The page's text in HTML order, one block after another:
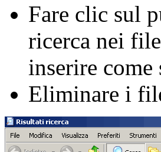
Fare clic sul
ricerca nei
inserire
Eliminare i